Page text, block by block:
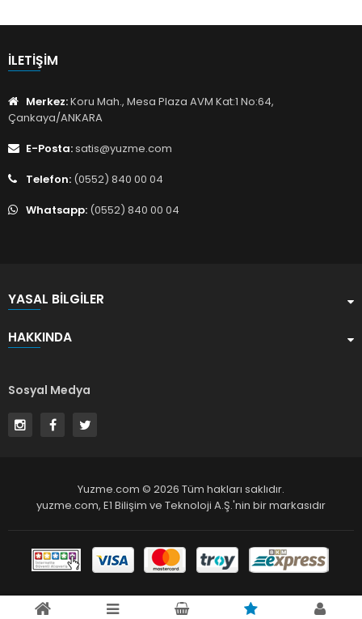
İLETIŞIM
Merkez:Koru Mah., Mesa Plaza AVM Kat:1 No:64,
Çankaya/ANKARA
E-Posta:satis@yuzme.com
Telefon: (0552) 840 00 04
Whatsapp: (0552) 840 00 04
YASAL BILGILER
HAKKINDA
Sosyal Medya
Yuzme.com © 2026 Tüm hakları saklıdır.
yuzme.com, E1 Bilişim ve Teknoloji A.Ş.'nin bir markasıdır